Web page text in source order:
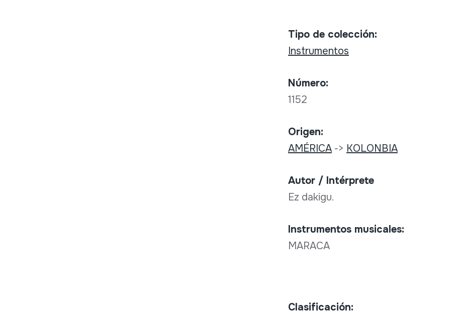
Tipo de colección:
Instrumentos
Número:
1152
Origen:
AMÉRICA-> KOLONBIA
Autor / Intérprete
Ez dakigu.
Instrumentos musicales:
MARACA
Clasificación: